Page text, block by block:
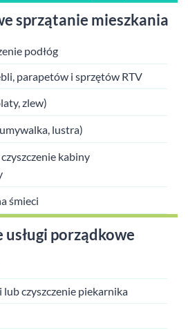
sprzątanie mieszkania
podłóg
parapetów i sprzętów RTV
zlew)
lustra)
kabiny
śmieci
porządkowe
czyszczenie piekarnika